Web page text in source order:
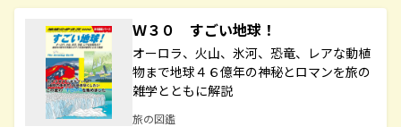
Ｗ３０ すごい地球！
オーロラ、火山、氷河、恐竜、レアな動植
物まで地球４６億年の神秘とロマンを旅の
雑学とともに解説
旅の図鑑